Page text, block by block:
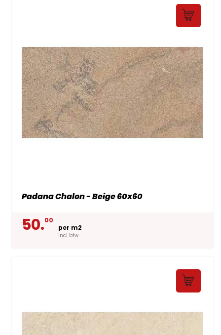
Padana Chalon - Beige 60x60
50.00
per m2
incl btw